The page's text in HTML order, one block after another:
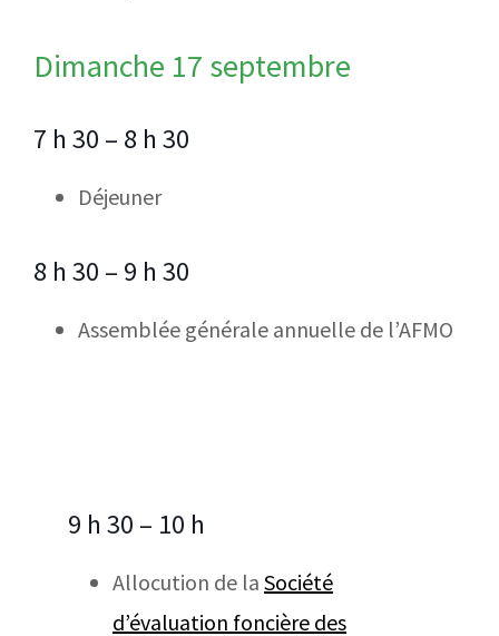
Dimanche 17 septembre
7 h 30 – 8 h 30
Déjeuner
8 h 30 – 9 h 30
Assemblée générale annuelle de l’AFMO
9 h 30 – 10 h
Allocution de laSociété
d’évaluation foncière des